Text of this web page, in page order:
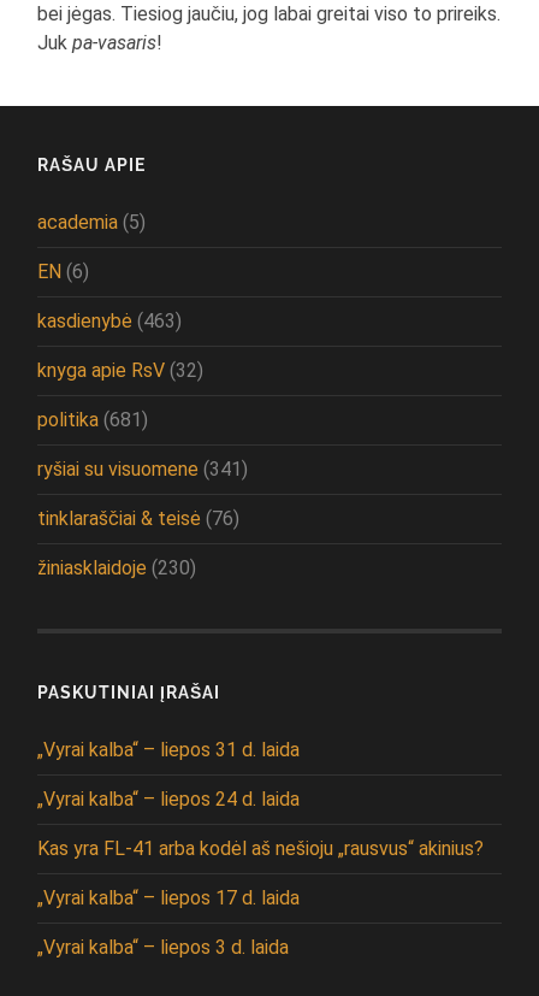
bei jėgas. Tiesiog jaučiu, jog labai greitai viso to prireiks.
Jukpa-vasaris!
RAŠAU APIE
academia (5)
EN (6)
kasdienybė (463)
knyga apie RsV (32)
politika (681)
ryšiai su visuomene (341)
tinklaraščiai & teisė (76)
žiniasklaidoje (230)
PASKUTINIAI ĮRAŠAI
„Vyrai kalba“ – liepos 31 d. laida
„Vyrai kalba“ – liepos 24 d. laida
Kas yra FL-41 arba kodėl aš nešioju „rausvus“ akinius?
„Vyrai kalba“ – liepos 17 d. laida
„Vyrai kalba“ – liepos 3 d. laida